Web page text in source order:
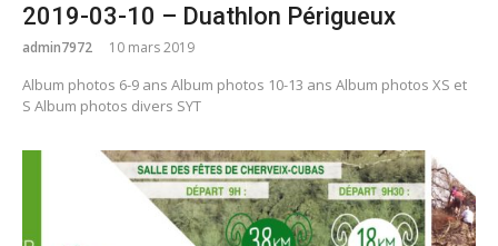
2019-03-10 – Duathlon Périgueux
admin7972 10 mars 2019
Album photos 6-9 ans Album photos 10-13 ans Album photos XS et
S Album photos divers SYT